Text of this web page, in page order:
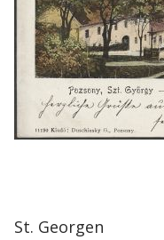
St. Georgen